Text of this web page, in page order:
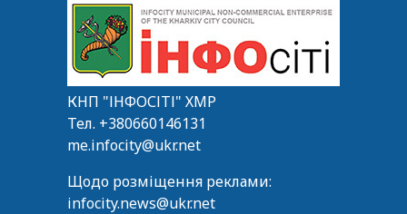
КНП "ІНФОСІТІ" ХМР
Тел. +380660146131
me.infocity@ukr.net
Щодо розміщення реклами:
infocity.news@ukr.net